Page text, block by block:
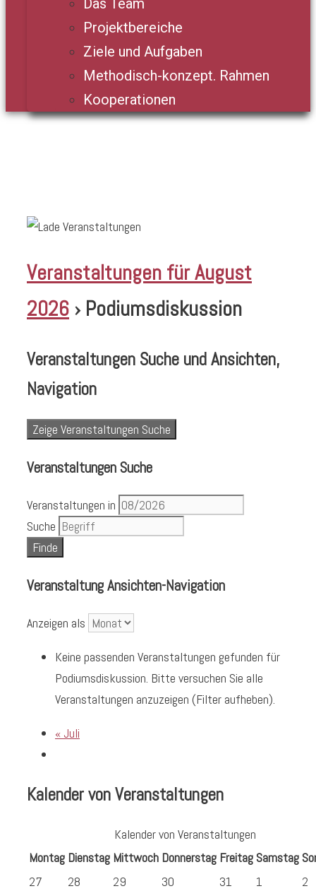
Das Team
Projektbereiche
Ziele und Aufgaben
Methodisch-konzept. Rahmen
Kooperationen
Veranstaltungen für August
2026 › Podiumsdiskussion
Veranstaltungen Suche und Ansichten,
Navigation
Zeige Veranstaltungen Suche
Veranstaltungen Suche
Veranstaltungen in
Suche
Veranstaltung Ansichten-Navigation
Anzeigen als
Keine passenden Veranstaltungen gefunden für
Podiumsdiskussion. Bitte versuchen Sie alle
Veranstaltungen anzuzeigen (Filter aufheben).
« Juli
Kalender von Veranstaltungen
Kalender von Veranstaltungen
Montag Dienstag Mittwoch Donnerstag FreitagSamstag
27
28 29 30 31 1
2